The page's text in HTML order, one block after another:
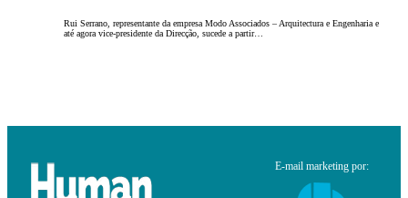
Rui Serrano, representante da empresa Modo Associados – Arquitectura e Engenharia e
até agora vice-presidente da Direcção, sucede a partir…
E-mail marketing por: